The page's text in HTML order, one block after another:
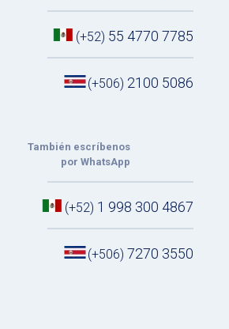
(+52) 55 4770 7785
(+506) 2100 5086
También escríbenos
por WhatsApp
(+52) 1 998 300 4867
(+506) 7270 3550